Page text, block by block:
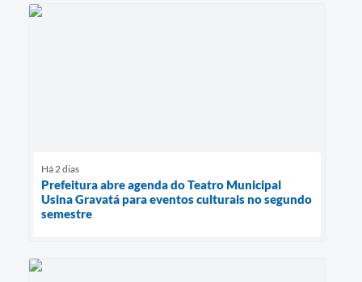
Há 2 dias
Prefeitura abre agenda do Teatro Municipal
Usina Gravatá para eventos culturais no segundo
semestre